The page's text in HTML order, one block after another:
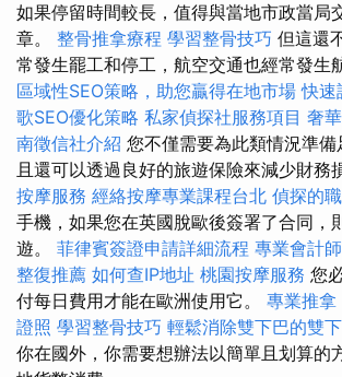
如果停留時間較長，值得與當地市政當局
章。 整骨推拿療程 學習整骨技巧 但這還
常發生罷工和停工，航空交通也經常發生
區域性SEO策略，助您贏得在地市場 快速
歌SEO優化策略 私家偵探社服務項目 奢
南徵信社介紹 您不僅需要為此類情況準
且還可以透過良好的旅遊保險來減少財務
按摩服務 經絡按摩專業課程台北 偵探的
手機，如果您在英國脫歐後簽署了合同，
遊。 菲律賓簽證申請詳細流程 專業會計
整復推薦 如何查IP地址 桃園按摩服務 您
付每日費用才能在歐洲使用它。 專業推拿
證照 學習整骨技巧 輕鬆消除雙下巴的雙
你在國外，你需要想辦法以簡單且划算的